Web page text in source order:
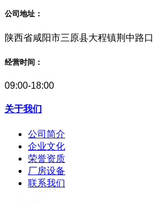
公司地址：
陕西省咸阳市三原县大程镇荆中路口
经营时间：
09:00-18:00
关于我们
公司简介
企业文化
荣誉资质
厂房设备
联系我们